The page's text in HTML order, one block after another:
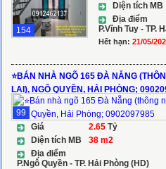
154
Diện tích MB
Địa điểm
P.Vĩnh Tuy - TP.
Hết hạn: 21/05/
⭐️BÁN NHÀ NGÕ 165 ĐÀ NẴNG
LAI), NGÔ QUYỀN, HẢI PHÒNG;
99
Giá
2.65 Tỷ
Diện tích MB
38 m2
Địa điểm
P.Ngô Quyền - TP. Hải Phòng (HD)